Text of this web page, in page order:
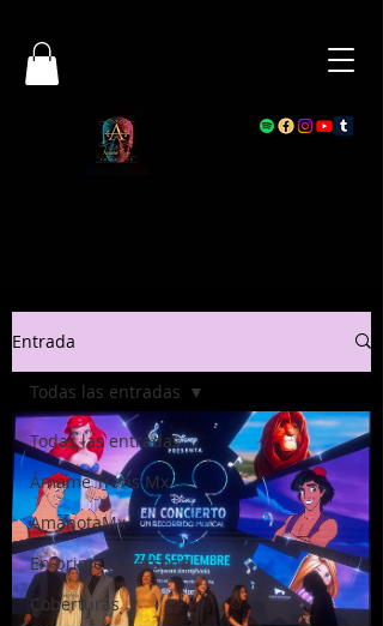
Entrada
Todas las entradas
Ámame Trans Mx
AmanotaMx
En primera persona
Coberturas
Todas las entradas